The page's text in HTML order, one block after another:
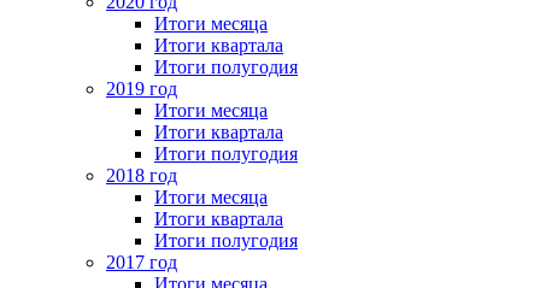
Итоги месяца
Итоги квартала
Итоги полугодия
2019 год
Итоги месяца
Итоги квартала
Итоги полугодия
2018 год
Итоги месяца
Итоги квартала
Итоги полугодия
2017 год